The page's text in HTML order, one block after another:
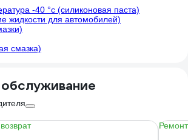
-40 °с (силиконовая паста)
жидкости для автомобилей)
смазка)